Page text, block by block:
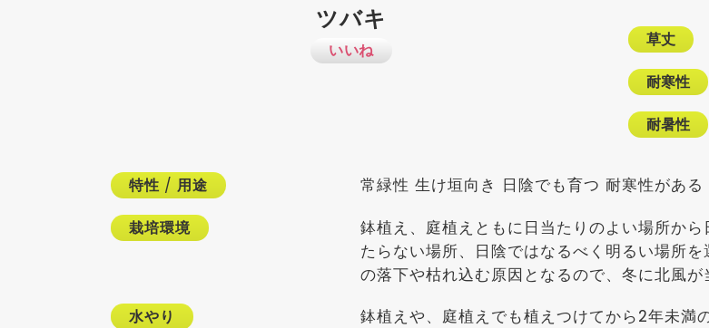
ツバキ
いいね
草丈
耐寒性
耐暑性
特性 / 用途 常緑性 生け垣向き 日陰でも育つ 耐寒性がある
栽培環境
鉢植え、庭植えともに日当たりのよい場所か
たらない場所、日陰ではなるべく明るい場所
の落下や枯れ込む原因となるので、冬に北風が
水やり
鉢植えや、庭植えでも植えつけてから2年未満